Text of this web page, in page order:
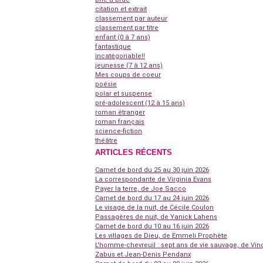
citation et extrait
classement par auteur
classement par titre
enfant (0 à 7 ans)
fantastique
incatégoriable!!
jeunesse (7 à 12 ans)
Mes coups de coeur
poésie
polar et suspense
pré-adolescent (12 à 15 ans)
roman étranger
roman français
science-fiction
théâtre
ARTICLES RÉCENTS
Carnet de bord du 25 au 30 juin 2026
La correspondante de Virginia Evans
Payer la terre, de Joe Sacco
Carnet de bord du 17 au 24 juin 2026
Le visage de la nuit, de Cécile Coulon
Passagères de nuit, de Yanick Lahens
Carnet de bord du 10 au 16 juin 2026
Les villages de Dieu, de Emmeli Prophète
L'homme-chevreuil : sept ans de vie sauvage, de
Zabus et Jean-Denis Pendanx